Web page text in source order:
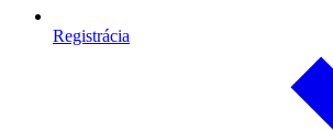
Registrácia